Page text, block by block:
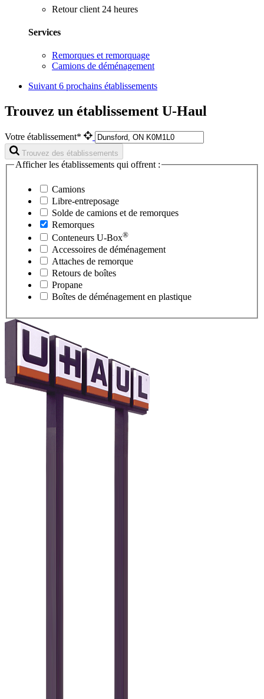
Retour client 24 heures
Services
Remorques et remorquage
Camions de déménagement
Suivant 6 prochains établissements
Trouvez un établissement U-Haul
Votre établissement*
Trouvez des établissements
Afficher les établissements qui offrent :
Camions
Libre-entreposage
Solde de camions et de remorques
Remorques
Conteneurs U-Box®
Accessoires de déménagement
Attaches de remorque
Retours de boîtes
Propane
Boîtes de déménagement en plastique